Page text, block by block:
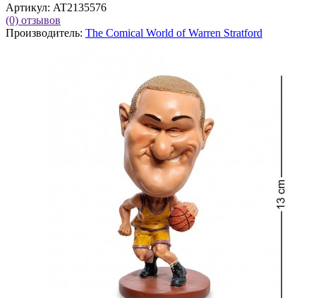
Артикул: AT2135576
(0) отзывов
Производитель: The Comical World of Warren Stratford